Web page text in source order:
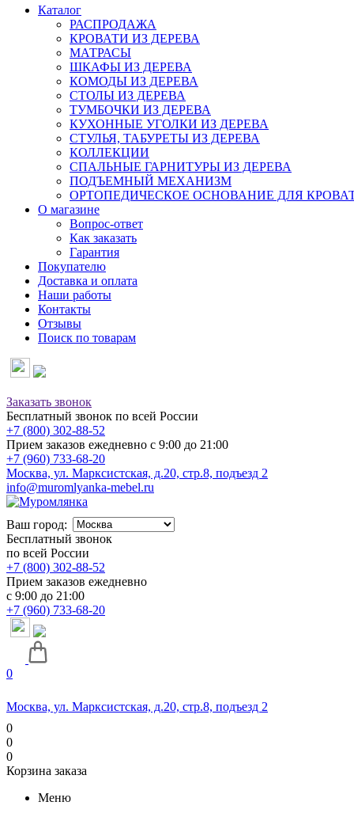
Каталог
РАСПРОДАЖА
КРОВАТИ ИЗ ДЕРЕВА
МАТРАСЫ
ШКАФЫ ИЗ ДЕРЕВА
КОМОДЫ ИЗ ДЕРЕВА
СТОЛЫ ИЗ ДЕРЕВА
ТУМБОЧКИ ИЗ ДЕРЕВА
КУХОННЫЕ УГОЛКИ ИЗ ДЕРЕВА
СТУЛЬЯ, ТАБУРЕТЫ ИЗ ДЕРЕВА
КОЛЛЕКЦИИ
СПАЛЬНЫЕ ГАРНИТУРЫ ИЗ ДЕРЕВА
ПОДЪЕМНЫЙ МЕХАНИЗМ
ОРТОПЕДИЧЕСКОЕ ОСНОВАНИЕ ДЛЯ
О магазине
Вопрос-ответ
Как заказать
Гарантия
Покупателю
Доставка и оплата
Наши работы
Контакты
Отзывы
Поиск по товарам
Заказать звонок
Бесплатный звонок по всей России
+7 (800) 302-88-52
Прием заказов ежедневно с 9:00 до 21:00
+7 (960) 733-68-20
Москва, ул. Марксистская, д.20, стр.8, подъезд 2
info@muromlyanka-mebel.ru
Ваш город:
Бесплатный звонок
по всей России
+7 (800) 302-88-52
Прием заказов ежедневно
с 9:00 до 21:00
+7 (960) 733-68-20
0
Москва, ул. Марксистская, д.20, стр.8, подъезд 2
0
0
0
Корзина заказа
Меню